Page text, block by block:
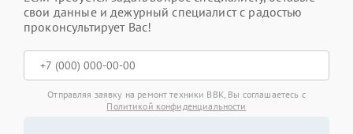
свои данные и дежурный специалист с радостью
проконсультирует Вас!
Отправляя заявку на ремонт техники BBK, Вы соглашаетесь с
Политикой конфиденциальности